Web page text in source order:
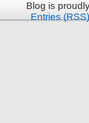
Blog is
Entries (RSS)